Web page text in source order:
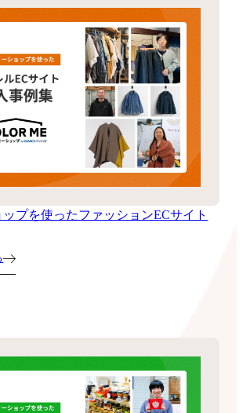
プを使ったファッションECサイト